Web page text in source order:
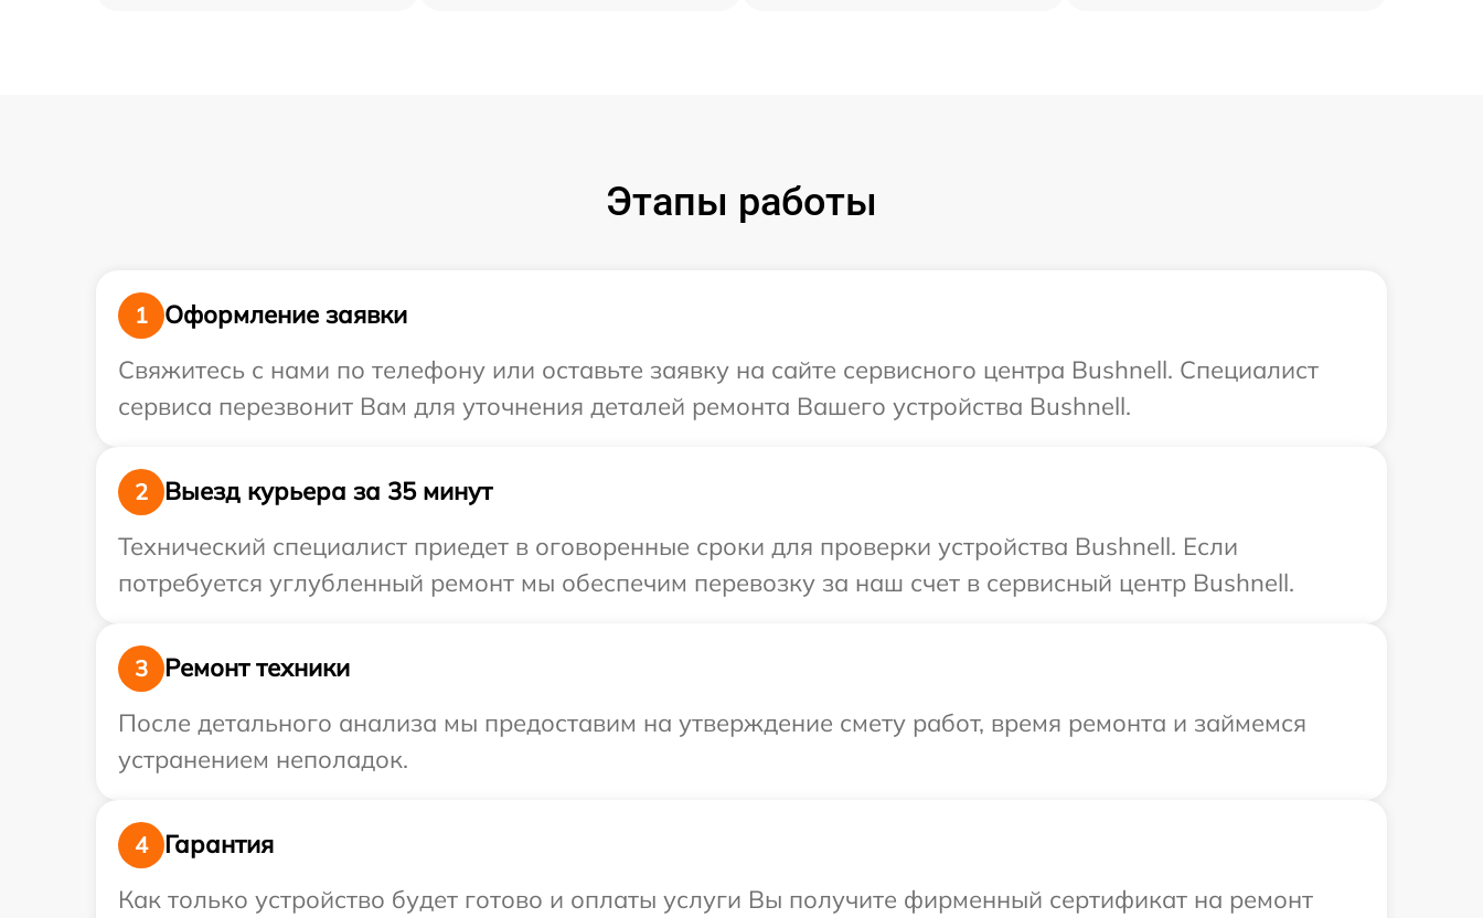
Этапы работы
1
Оформление заявки
Свяжитесь с нами по телефону или оставьте заявку на сайте сервисного центра Bushnell. Специалист
сервиса перезвонит Вам для уточнения деталей ремонта Вашего устройства Bushnell.
2
Выезд курьера за 35 минут
Технический специалист приедет в оговоренные сроки для проверки устройства Bushnell. Если
потребуется углубленный ремонт мы обеспечим перевозку за наш счет в сервисный центр Bushnell.
3
Ремонт техники
После детального анализа мы предоставим на утверждение смету работ, время ремонта и займемся
устранением неполадок.
4
Гарантия
Как только устройство будет готово и оплаты услуги Вы получите фирменный сертификат на ремонт